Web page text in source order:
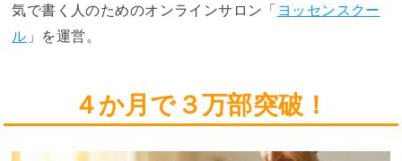
気で書く人のためのオンラインサロン「 ヨッセンスクー
ル 」を運営。
４か月で３万部突破！